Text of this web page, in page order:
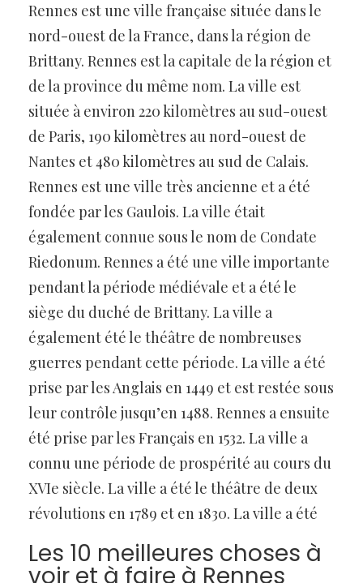
Rennes est une ville française située dans le
nord-ouest de la France, dans la région de
Brittany. Rennes est la capitale de la région et
de la province du même nom. La ville est
située à environ 220 kilomètres au sud-ouest
de Paris, 190 kilomètres au nord-ouest de
Nantes et 480 kilomètres au sud de Calais.
Rennes est une ville très ancienne et a été
fondée par les Gaulois. La ville était
également connue sous le nom de Condate
Riedonum. Rennes a été une ville importante
pendant la période médiévale et a été le
siège du duché de Brittany. La ville a
également été le théâtre de nombreuses
guerres pendant cette période. La ville a été
prise par les Anglais en 1449 et est restée sous
leur contrôle jusqu’en 1488. Rennes a ensuite
été prise par les Français en 1532. La ville a
connu une période de prospérité au cours du
XVIe siècle. La ville a été le théâtre de deux
révolutions en 1789 et en 1830. La ville a été
Les 10 meilleures choses à
voir et à faire à Rennes